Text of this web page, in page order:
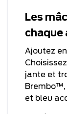
Les
chaque
Ajoutez
jante et
Brembo™,
et bleu